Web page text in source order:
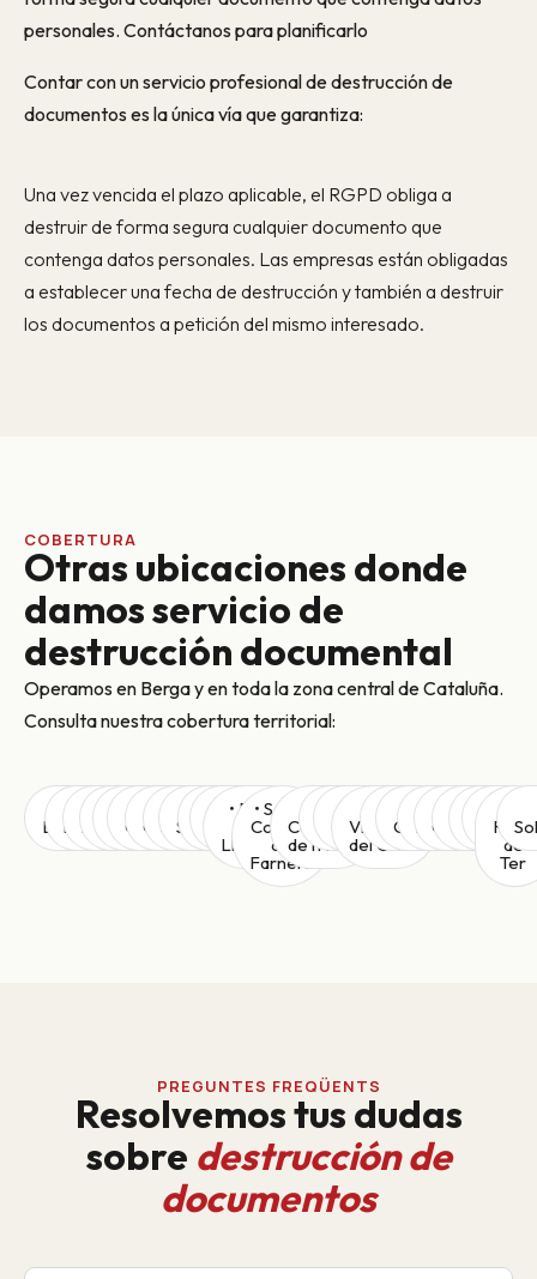
personales. Contáctanos para planificarlo
Contar con un servicio profesional de destrucción de
documentos es la única vía que garantiza:
Una vez vencida el plazo aplicable, el RGPD obliga a
destruir de forma segura cualquier documento que
contenga datos personales. Las empresas están obligadas
a establecer una fecha de destrucción y también a destruir
los documentos a petición del mismo interesado.
COBERTURA
Otras ubicaciones donde
damos servicio de
destrucción documental
Operamos en Berga y en toda la zona central de Cataluña.
Consulta nuestra cobertura territorial:
•
Barcelona
•
Manresa
•
Igualada
•
Olot
•
Ripoll
•
Gironella
•
Cardona
•
Sallent
Santpedor
•
Moià
• Prats
de
Lluçanès
• Santa
Coloma
de
Farners
Castellar
de n'Hug
•
Mura
•
Castellolí
•
Vilanova
del Camí
• El
Bruc
•
Capellades
•
Manlleu
•
Centelles
•
Torelló
•
Tona
•
Seva
Roda
de
Ter
PREGUNTES FREQÜENTS
Resolvemos tus dudas
sobre destrucción de
documentos